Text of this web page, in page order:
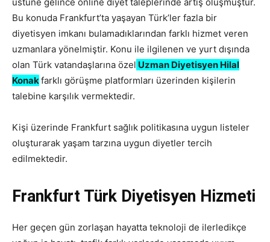
Bu konuda Frankfurt’ta yaşayan Türk’ler fazla bir
diyetisyen imkanı bulamadıklarından farklı hizmet veren
uzmanlara yönelmiştir. Konu ile ilgilenen ve yurt dışında
olan Türk vatandaşlarına özel Uzman Diyetisyen Hilal
Konak farklı görüşme platformları üzerinden kişilerin
talebine karşılık vermektedir.
Kişi üzerinde Frankfurt sağlık politikasına uygun listeler
oluşturarak yaşam tarzına uygun diyetler tercih
edilmektedir.
Frankfurt Türk Diyetisyen Hizmeti
Her geçen gün zorlaşan hayatta teknoloji de ilerledikçe